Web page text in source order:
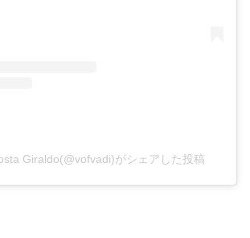
Giraldo(@vofvadi)がシェアした投稿